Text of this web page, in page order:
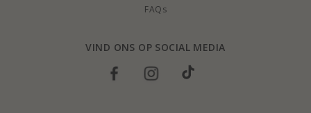
FAQs
VIND ONS OP SOCIAL MEDIA